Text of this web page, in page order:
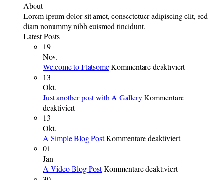
About
Lorem ipsum dolor sit amet, consectetuer adipiscing elit, sed
diam nonummy nibh euismod tincidunt.
Latest Posts
19
Nov.
Welcome to FlatsomeKommentare deaktiviertfür
13
Okt.
Just another post with A GalleryKommentare
deaktiviertfür
post
Gallery
13
Okt.
A Simple Blog PostKommentare deaktiviertfür
01
Jan.
A Video Blog PostKommentare deaktiviertfür